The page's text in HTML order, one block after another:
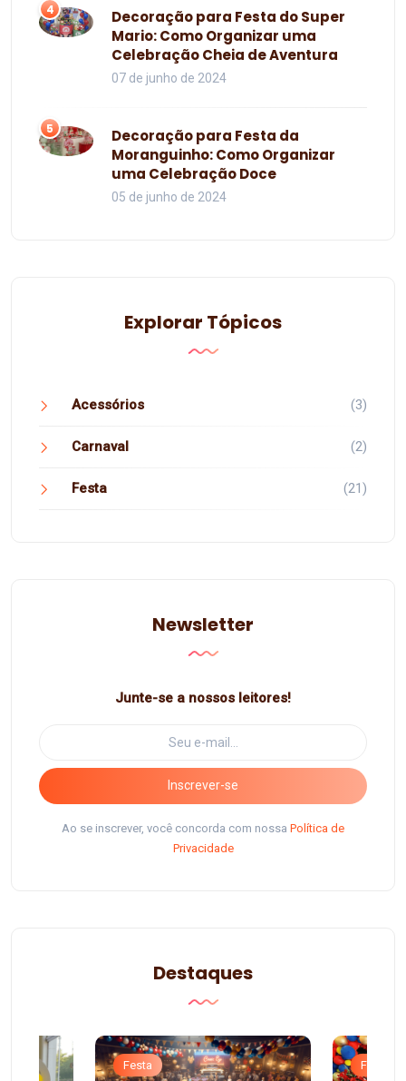
4
Decoração para Festa do Super
Mario: Como Organizar uma
Celebração Cheia de Aventura
07 de junho de 2024
5
Decoração para Festa da
Moranguinho: Como Organizar
uma Celebração Doce
05 de junho de 2024
Explorar Tópicos
Acessórios (3)
Carnaval (2)
Festa (21)
Newsletter
Junte-se a nossos leitores!
Inscrever-se
Ao se inscrever, você concorda com nossa Política de
Privacidade
Destaques
Festa Festa